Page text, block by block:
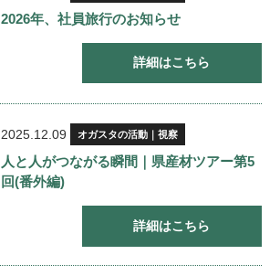
2026年、社員旅行のお知らせ
詳細はこちら
2025.12.09 オガスタの活動｜視察
人と人がつながる瞬間｜県産材ツアー第5
回(番外編)
詳細はこちら